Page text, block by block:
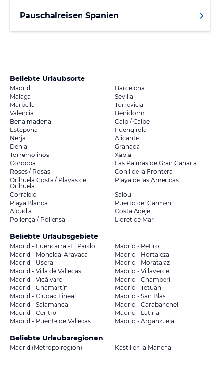
Pauschalreisen Spanien
Beliebte Urlaubsorte
Madrid
Barcelona
Malaga
Sevilla
Marbella
Torrevieja
Valencia
Benidorm
Benalmadena
Calp / Calpe
Estepona
Fuengirola
Nerja
Alicante
Denia
Granada
Torremolinos
Xàbia
Cordoba
Las Palmas de Gran Canaria
Roses / Rosas
Conil de la Frontera
Orihuela Costa / Playas de
Orihuela
Playa de las Americas
Corralejo
Salou
Playa Blanca
Puerto del Carmen
Alcudia
Costa Adeje
Pollença / Pollensa
Lloret de Mar
Beliebte Urlaubsgebiete
Madrid - Fuencarral-El Pardo
Madrid - Retiro
Madrid - Moncloa-Aravaca
Madrid - Hortaleza
Madrid - Usera
Madrid - Moratalaz
Madrid - Villa de Vallecas
Madrid - Villaverde
Madrid - Vicálvaro
Madrid - Chamberí
Madrid - Chamartín
Madrid - Tetuán
Madrid - Ciudad Lineal
Madrid - San Blas
Madrid - Salamanca
Madrid - Carabanchel
Madrid - Centro
Madrid - Latina
Madrid - Puente de Vallecas
Madrid - Arganzuela
Beliebte Urlaubsregionen
Madrid (Metropolregion) Kastilien la Mancha